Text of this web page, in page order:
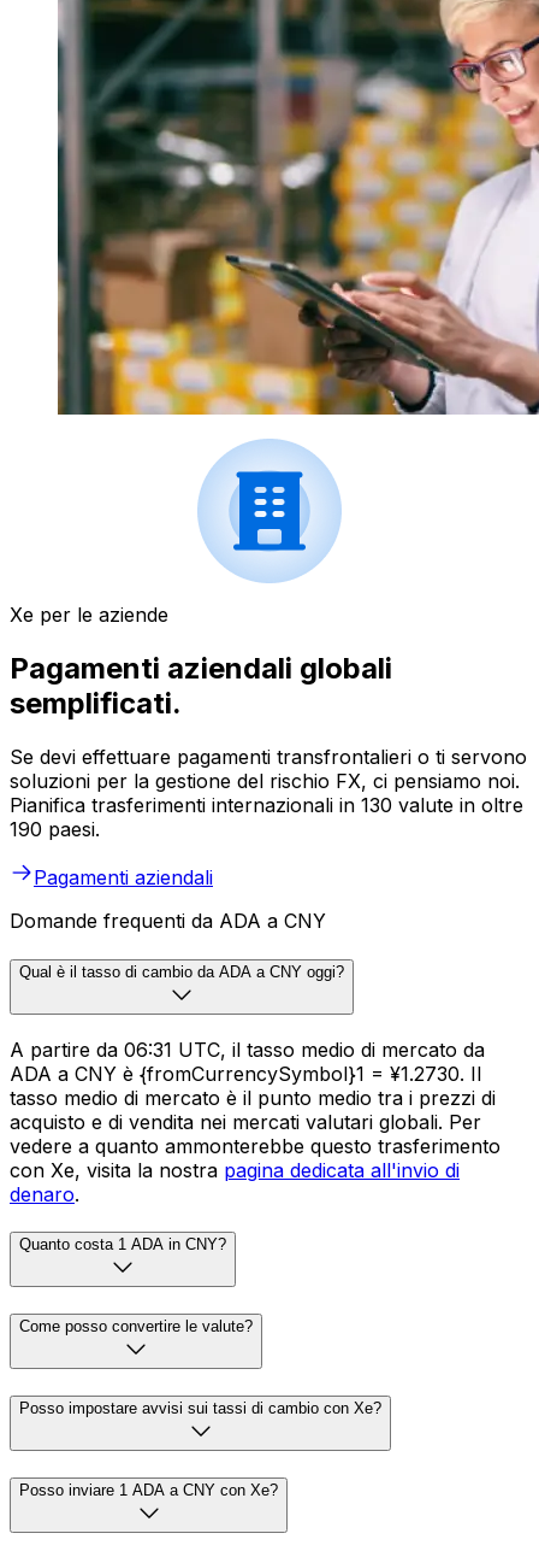
Xe per le aziende
Pagamenti aziendali globali
semplificati.
Se devi effettuare pagamenti transfrontalieri o ti servono
soluzioni per la gestione del rischio FX, ci pensiamo noi.
Pianifica trasferimenti internazionali in 130 valute in oltre
190 paesi.
Pagamenti aziendali
Domande frequenti da ADA a CNY
Qual è il tasso di cambio da ADA a CNY oggi?
A partire da 06:31 UTC, il tasso medio di mercato da
ADA a CNY è {fromCurrencySymbol}1 = ¥1.2730. Il
tasso medio di mercato è il punto medio tra i prezzi di
acquisto e di vendita nei mercati valutari globali. Per
vedere a quanto ammonterebbe questo trasferimento
con Xe, visita la nostra pagina dedicata all'invio di
denaro.
Quanto costa 1 ADA in CNY?
Come posso convertire le valute?
Posso impostare avvisi sui tassi di cambio con Xe?
Posso inviare 1 ADA a CNY con Xe?